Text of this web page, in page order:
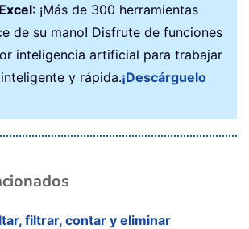
: ¡Más de 300 herramientas
de su mano! Disfrute de funciones
inteligencia artificial para trabajar
y rápida.¡Descárguelo
filtrar, contar y eliminar